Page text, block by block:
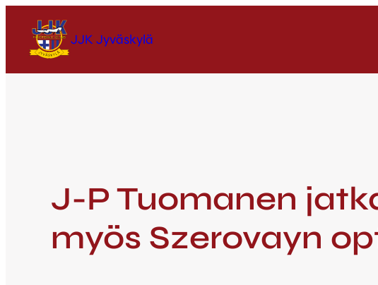
JJK Jyväskylä
J-P Tuomanen
myös Szerovayn